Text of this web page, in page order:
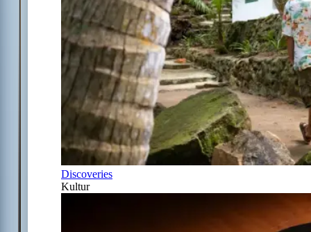
Discoveries
Kultur